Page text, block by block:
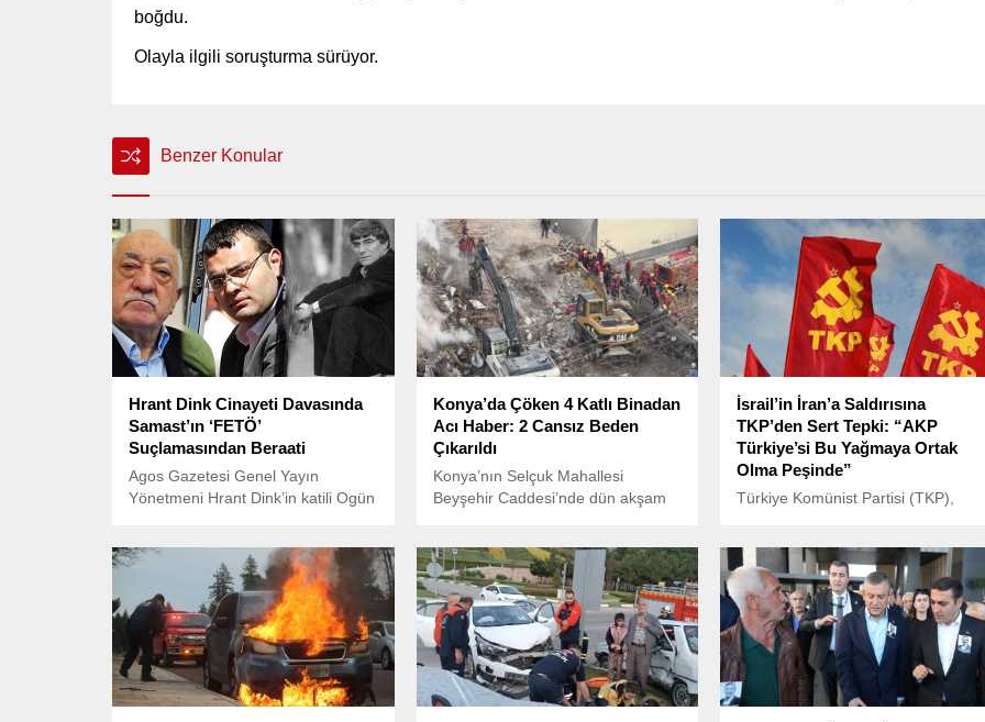
boğdu.
Olayla ilgili soruşturma sürüyor.
Benzer Konular
Hrant Dink Cinayeti Davasında
Samast’ın ‘FETÖ’
Suçlamasından Beraati
Agos Gazetesi Genel Yayın
Yönetmeni Hrant Dink’in katili Ogün
işlemek” suçundan yargılandığı
davada beraat etti.
Konya’da Çöken 4 Katlı Binadan
Acı Haber: 2 Cansız Beden
Çıkarıldı
Konya’nın Selçuk Mahallesi
Beyşehir Caddesi’nde dün akşam
bedenine ulaşıldı.
İsrail’in İran’a Saldırısına
TKP’den Sert Tepki: “AKP
Türkiye’si Bu Yağmaya Ortak
Olma Peşinde”
Türkiye Komünist Partisi (TKP),
açıklamada, saldırganlığı sert
şekilde kınadı ve bölgedeki
emperyalist planlara dikkat çekti.